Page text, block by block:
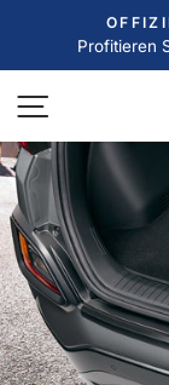
Inhalt
Profitieren